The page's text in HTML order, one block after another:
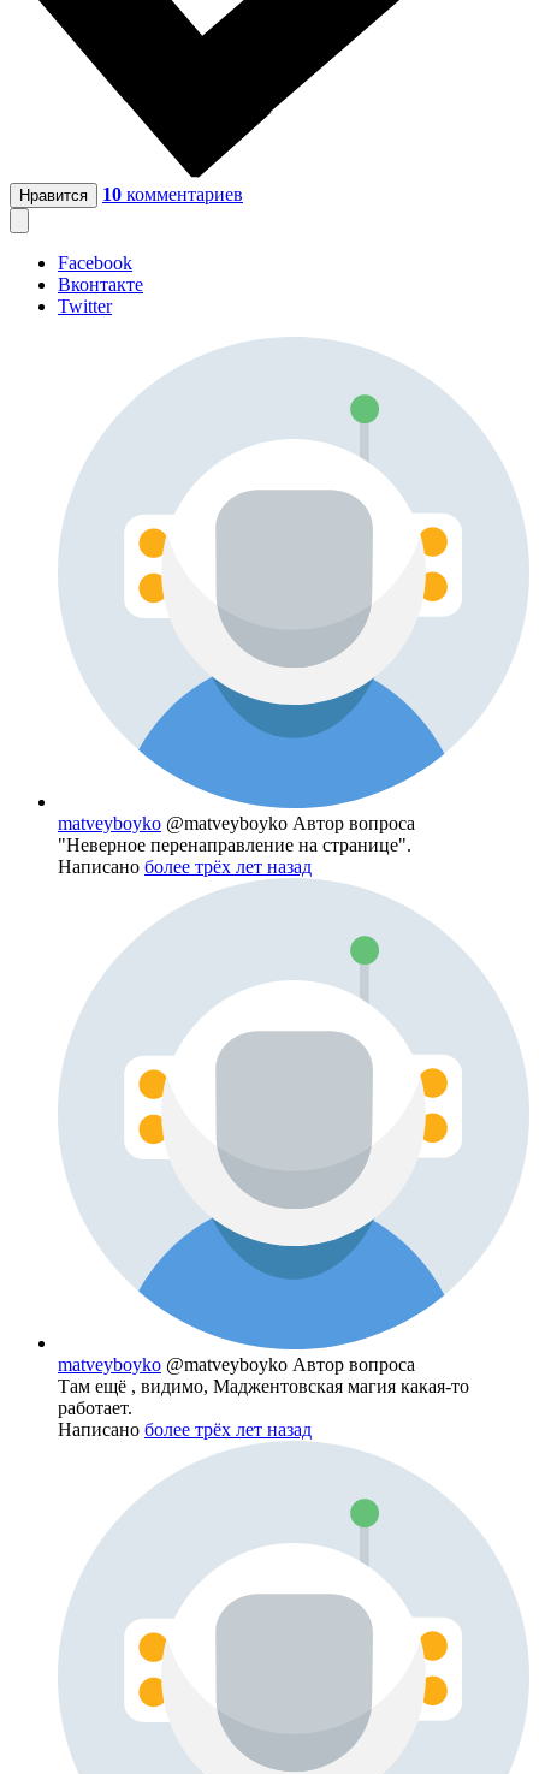
Нравится 10 комментариев
Facebook
Вконтакте
Twitter
matveyboyko @matveyboyko Автор вопроса
"Неверное перенаправление на странице".
Написано более трёх лет назад
matveyboyko @matveyboyko Автор вопроса
Там ещё , видимо, Маджентовская магия какая-то
работает.
Написано более трёх лет назад